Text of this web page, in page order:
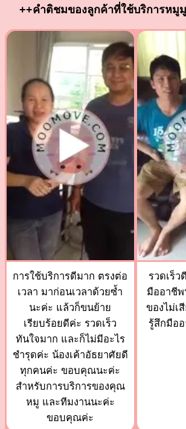
++คำติชมของลูกค้าที่ใช้บริการหมู
การใช้บริการดีมาก ตรงต่อ
เวลา มาก่อนเวลาด้วยซ้ำ
นะค่ะ แล้วก็ขนย้าย
เรียบร้อยดีค่ะ รวดเร็ว
ทันใจมาก และก็ไม่มีอะไร
ชำรุดค่ะ น้องเค้าอัธยาศัยดี
ทุกคนค่ะ ขอบคุณนะค่ะ
สำหรับการบริการของคุณ
หมู และทีมงานนะค่ะ
ขอบคุณค่ะ
รวดเร็ว
มืออาชี
ของไม่เ
รู้สึกมือ